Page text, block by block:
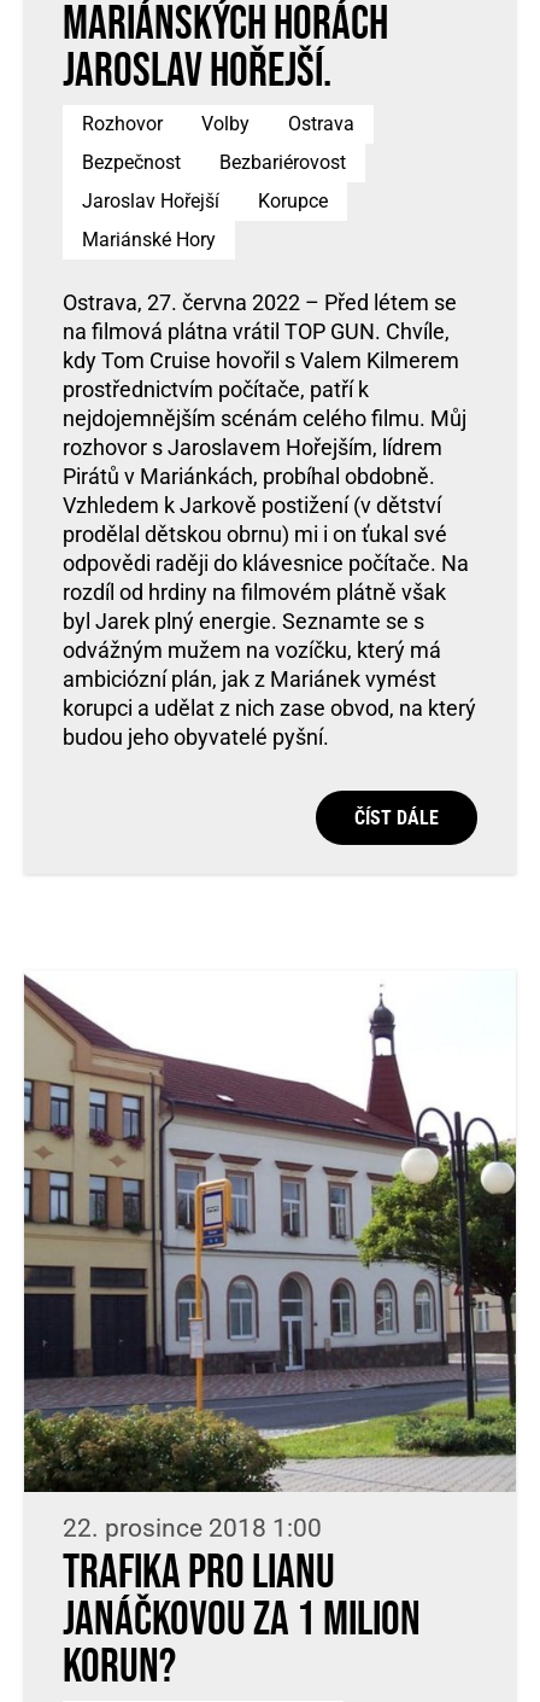
Mariánských Horách
Jaroslav Hořejší.
Rozhovor Volby
Ostrava
Bezpečnost
Bezbariérovost
Jaroslav Hořejší
Korupce
Mariánské Hory
Ostrava, 27. června 2022 – Před létem se
na filmová plátna vrátil TOP GUN. Chvíle,
kdy Tom Cruise hovořil s Valem Kilmerem
prostřednictvím počítače, patří k
nejdojemnějším scénám celého filmu. Můj
rozhovor s Jaroslavem Hořejším, lídrem
Pirátů v Mariánkách, probíhal obdobně.
Vzhledem k Jarkově postižení (v dětství
prodělal dětskou obrnu) mi i on ťukal své
odpovědi raději do klávesnice počítače. Na
rozdíl od hrdiny na filmovém plátně však
byl Jarek plný energie. Seznamte se s
odvážným mužem na vozíčku, který má
ambiciózní plán, jak z Mariánek vymést
korupci a udělat z nich zase obvod, na který
budou jeho obyvatelé pyšní.
ČÍST DÁLE
22. prosince 2018 1:00
Trafika pro Lianu
Janáčkovou za 1 milion
korun?